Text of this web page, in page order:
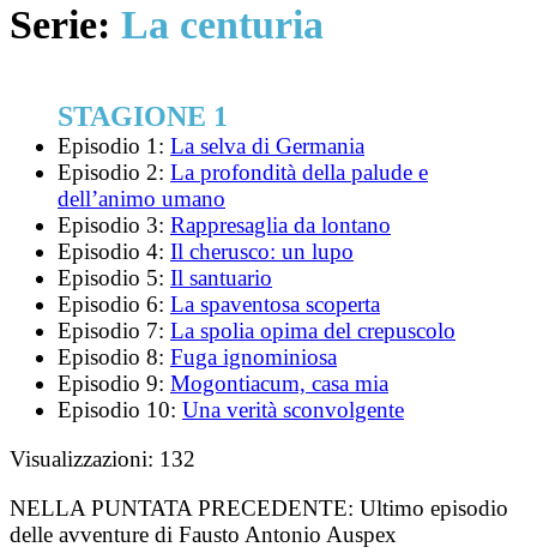
Serie: La centuria
STAGIONE 1
Episodio 1: La selva di Germania
Episodio 2: La profondità della palude e
dell’animo umano
Episodio 3: Rappresaglia da lontano
Episodio 4: Il cherusco: un lupo
Episodio 5: Il santuario
Episodio 6: La spaventosa scoperta
Episodio 7: La spolia opima del crepuscolo
Episodio 8: Fuga ignominiosa
Episodio 9: Mogontiacum, casa mia
Episodio 10: Una verità sconvolgente
Visualizzazioni: 132
NELLA PUNTATA PRECEDENTE: Ultimo episodio
delle avventure di Fausto Antonio Auspex